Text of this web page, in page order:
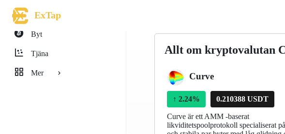
ExTap
Byt
Tjäna
Mer
Allt om kryptovalutan
Curve
↑ 2.24% 0.210388 USDT
Curve är ett AMM -baserat
likviditetspoolprotokoll specialiserat